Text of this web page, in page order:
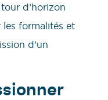
d’horizon
formalités et
d’un